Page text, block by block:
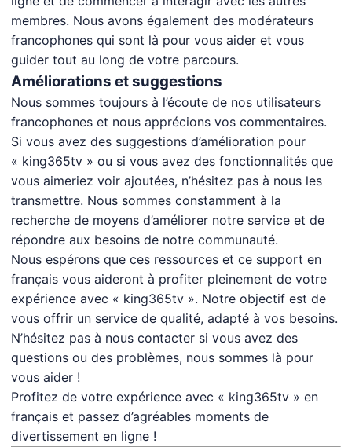
membres. Nous avons également des modérateurs
francophones qui sont là pour vous aider et vous
guider tout au long de votre parcours.
Améliorations et suggestions
Nous sommes toujours à l’écoute de nos utilisateurs
francophones et nous apprécions vos commentaires.
Si vous avez des suggestions d’amélioration pour
« king365tv » ou si vous avez des fonctionnalités que
vous aimeriez voir ajoutées, n’hésitez pas à nous les
transmettre. Nous sommes constamment à la
recherche de moyens d’améliorer notre service et de
répondre aux besoins de notre communauté.
Nous espérons que ces ressources et ce support en
français vous aideront à profiter pleinement de votre
expérience avec « king365tv ». Notre objectif est de
vous offrir un service de qualité, adapté à vos besoins.
N’hésitez pas à nous contacter si vous avez des
questions ou des problèmes, nous sommes là pour
vous aider !
Profitez de votre expérience avec « king365tv » en
français et passez d’agréables moments de
divertissement en ligne !